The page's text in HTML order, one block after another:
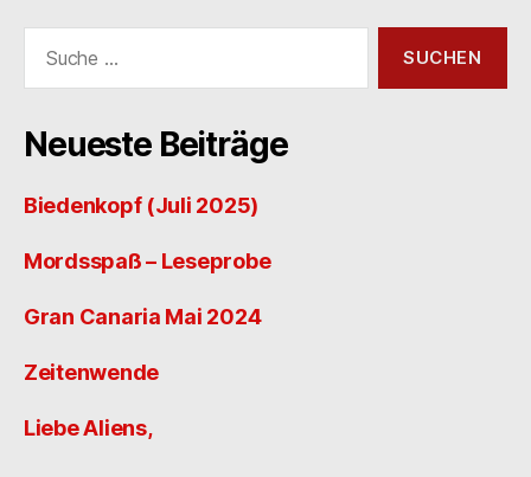
nach:
Neueste Beiträge
Biedenkopf (Juli 2025)
Mordsspaß – Leseprobe
Gran Canaria Mai 2024
Zeitenwende
Liebe Aliens,